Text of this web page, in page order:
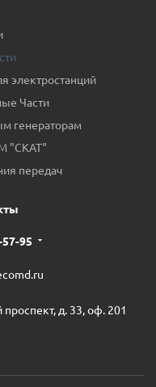
электростанций
Части
генераторам
"СКАТ"
передач
95
д. 33, оф. 201